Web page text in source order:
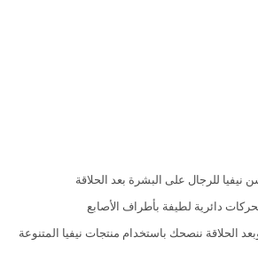
للرجال على البشرة بعد الحلاقة
دائرية لطيفة بأطراف الأصابع
الحلاقة ننصحك باستخدام منتجات نيفيا المتنوعة